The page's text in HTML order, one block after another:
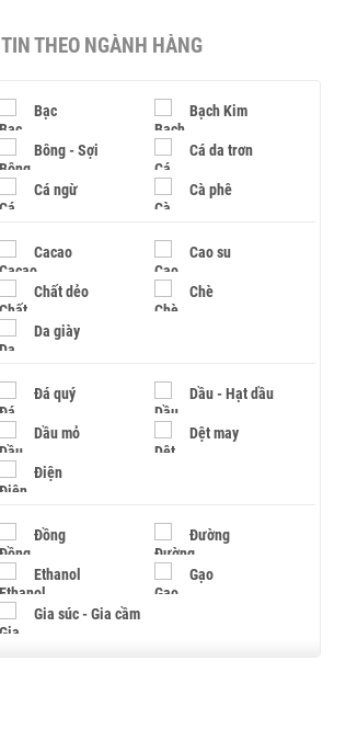
TIN THEO NGÀNH HÀNG
Bạc Bạch Kim
Bông - Sợi Cá da trơn
Cá ngừ Cà phê
Cacao Cao su
Chất dẻo Chè
Da giày
Đá quý Dầu - Hạt dầu
Dầu mỏ Dệt may
Điện
Đồng Đường
Ethanol Gạo
Gia súc - Gia cầm